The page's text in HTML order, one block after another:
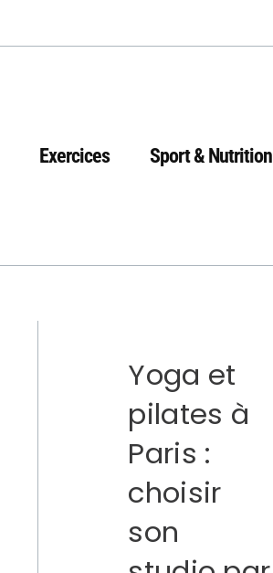
Exercices Sport & Nutrition
Yoga et
pilates à
Paris :
choisir
son